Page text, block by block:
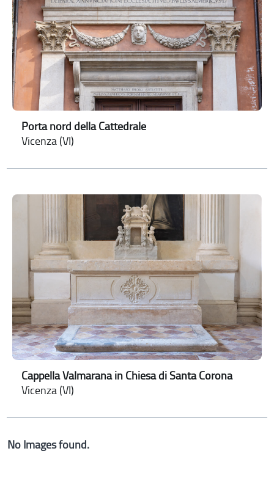
Porta nord della Cattedrale
Vicenza (VI)
Cappella Valmarana in Chiesa di Santa Corona
Vicenza (VI)
No Images found.